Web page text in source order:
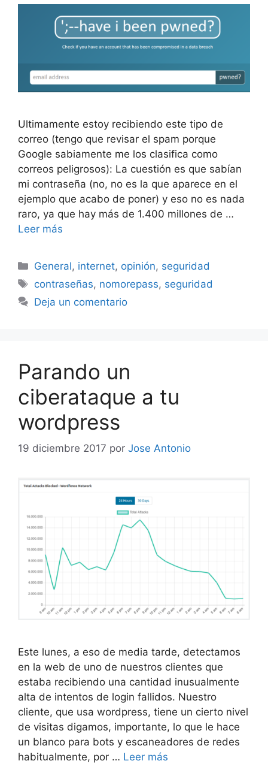
Ultimamente estoy recibiendo este tipo de
correo (tengo que revisar el spam porque
Google sabiamente me los clasifica como
correos peligrosos): La cuestión es que sabían
mi contraseña (no, no es la que aparece en el
ejemplo que acabo de poner) y eso no es nada
raro, ya que hay más de 1.400 millones de …
Leer más
Categorías
General, internet, opinión, seguridad
Etiquetas
contraseñas, nomorepass, seguridad
Deja un comentario
Parando un
ciberataque a tu
wordpress
19 diciembre 2017 por Jose Antonio
Este lunes, a eso de media tarde, detectamos
en la web de uno de nuestros clientes que
estaba recibiendo una cantidad inusualmente
alta de intentos de login fallidos. Nuestro
cliente, que usa wordpress, tiene un cierto nivel
de visitas digamos, importante, lo que le hace
un blanco para bots y escaneadores de redes
habitualmente, por … Leer más